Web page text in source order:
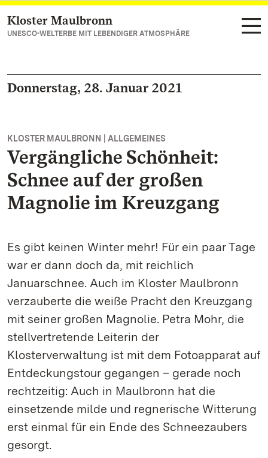
Zum Hauptinhalt springen
Kloster Maulbronn
UNESCO-WELTERBE MIT LEBENDIGER ATMOSPHÄRE
Donnerstag, 28. Januar 2021
KLOSTER MAULBRONN | ALLGEMEINES
Vergängliche Schönheit:
Schnee auf der großen
Magnolie im Kreuzgang
Es gibt keinen Winter mehr! Für ein paar Tage
war er dann doch da, mit reichlich
Januarschnee. Auch im Kloster Maulbronn
verzauberte die weiße Pracht den Kreuzgang
mit seiner großen Magnolie. Petra Mohr, die
stellvertretende Leiterin der
Klosterverwaltung ist mit dem Fotoapparat auf
Entdeckungstour gegangen – gerade noch
rechtzeitig: Auch in Maulbronn hat die
einsetzende milde und regnerische Witterung
erst einmal für ein Ende des Schneezaubers
gesorgt.